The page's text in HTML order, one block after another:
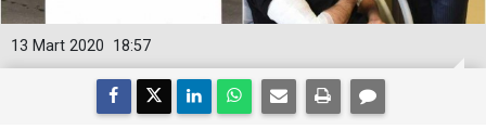
18:57
13 Mart 2020